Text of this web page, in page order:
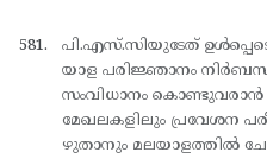
പി.എസ്.സിയുടേത്
യാള പരിജ്ഞാനം
സംവിധാനം കൊണ്ടുവരാന്‍
മേഖലകളിലും പ്രവേശന
ഴുതാനും മലയാളത്തില്‍